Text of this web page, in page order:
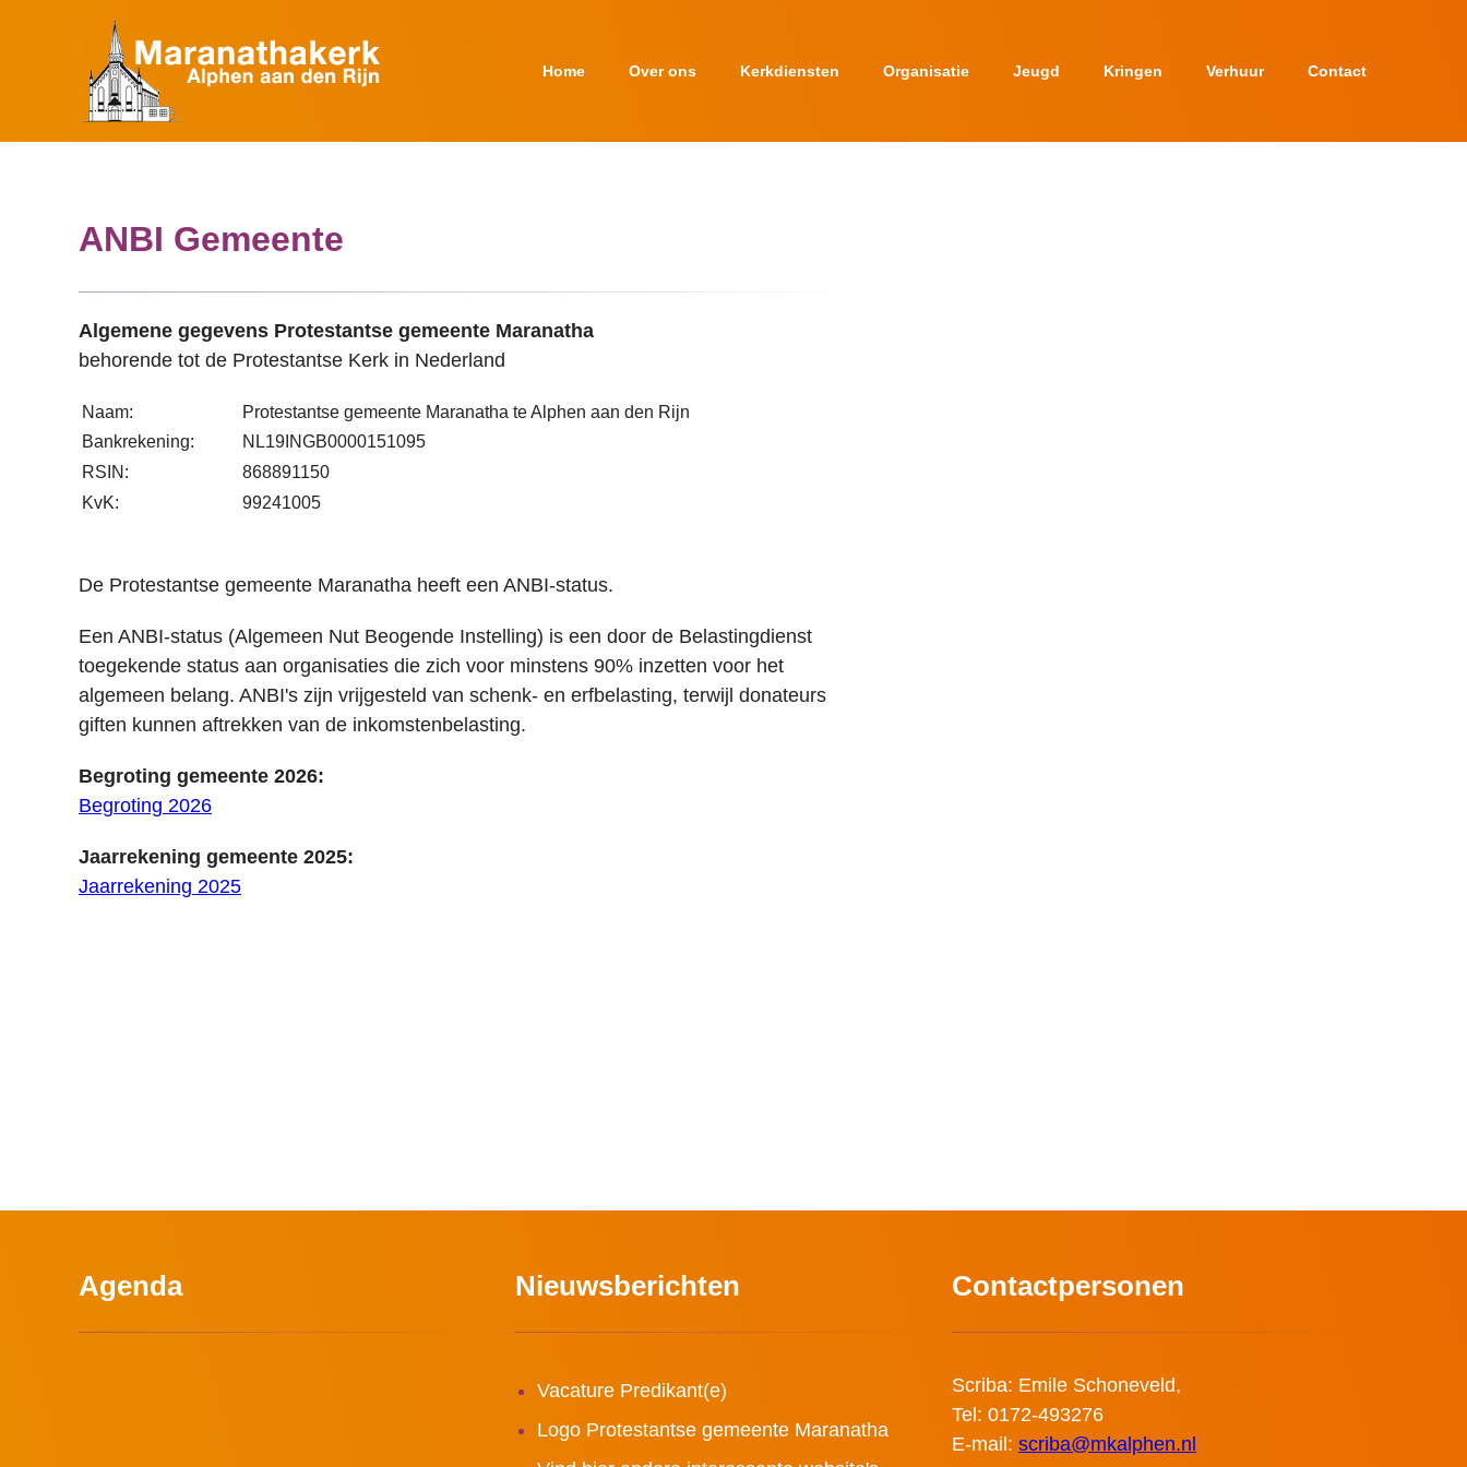
Home Over ons Kerkdiensten Organisatie Jeugd Kringen Verhuur Contact
ANBI Gemeente
Algemene gegevens Protestantse gemeente Maranatha
behorende tot de Protestantse Kerk in Nederland
Naam:
Protestantse gemeente Maranatha te Alphen aan den Rijn
Bankrekening:
NL19INGB0000151095
RSIN:
868891150
KvK:
99241005
De Protestantse gemeente Maranatha heeft een ANBI-status.
Een ANBI-status (Algemeen Nut Beogende Instelling) is een door de Belastingdienst
toegekende status aan organisaties die zich voor minstens 90% inzetten voor het
algemeen belang. ANBI's zijn vrijgesteld van schenk- en erfbelasting, terwijl donateurs
giften kunnen aftrekken van de inkomstenbelasting.
Begroting gemeente 2026:
Begroting 2026
Jaarrekening gemeente 2025:
Jaarrekening 2025
Agenda Nieuwsberichten
Vacature Predikant(e)
Logo Protestantse gemeente Maranatha
Contactpersonen
Scriba: Emile Schoneveld,
Tel: 0172-493276
E-mail: scriba@mkalphen.nl